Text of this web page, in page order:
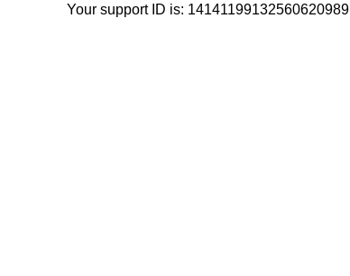
Your support ID is: 14141199132560620989